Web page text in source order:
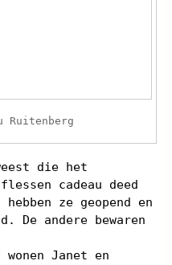
Ruitenberg
die het
cadeau deed
ze geopend en
De andere bewaren
Janet en